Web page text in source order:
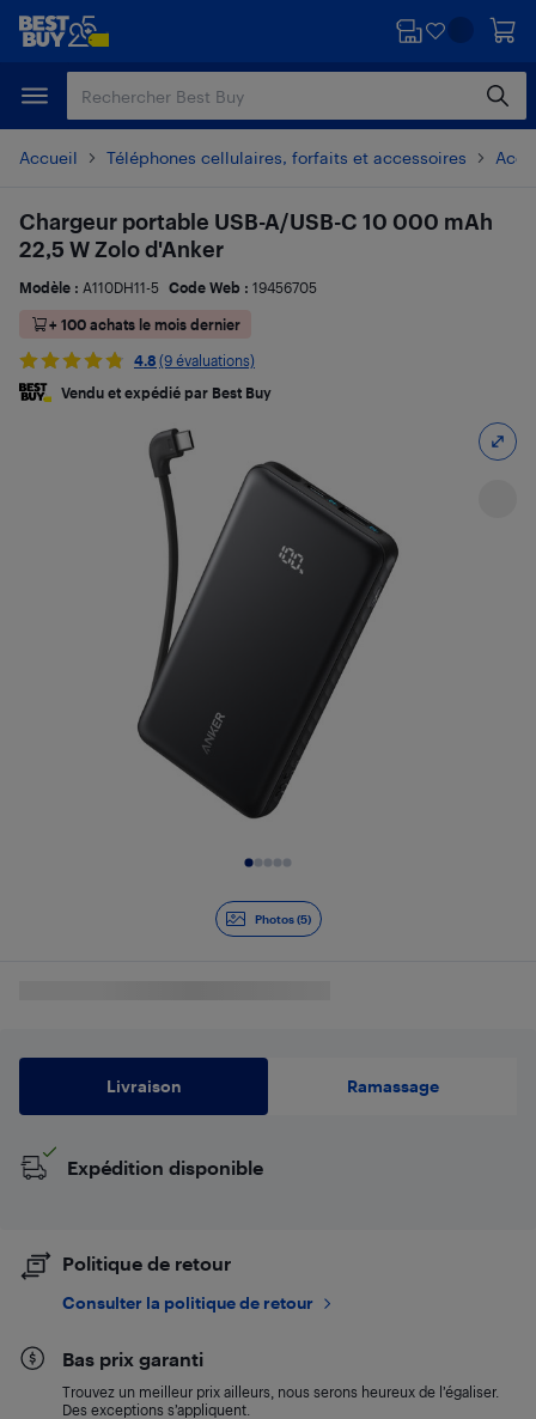
Passer
principal
Passer
Accueil Téléphones cellulaires, forfaits et accessoires
Photos (5)
Chargeur portable USB-A/USB-C 10 000 mAh
22,5 W Zolo d'Anker
Modèle : A110DH11-5 Code Web : 19456705
+ 100 achats le mois dernier
4.8 (9 évaluations)
Vendu et expédié par Best Buy
Livraison Ramassage
Expédition disponible
Politique de retour
Consulter la politique de retour
Bas prix garanti
Trouvez un meilleur prix ailleurs, nous serons heureux de l’égaliser.
Des exceptions s’appliquent.